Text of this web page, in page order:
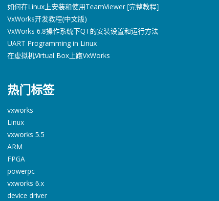
如何在Linux上安装和使用TeamViewer [完整教程]
VxWorks开发教程(中文版)
VxWorks 6.8操作系统下QT的安装设置和运行方法
UART Programming in Linux
在虚拟机Virtual Box上跑VxWorks
热门标签
vxworks
Linux
vxworks 5.5
ARM
FPGA
powerpc
vxworks 6.x
device driver